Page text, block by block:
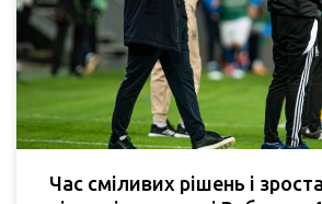
Час сміливих рішень і